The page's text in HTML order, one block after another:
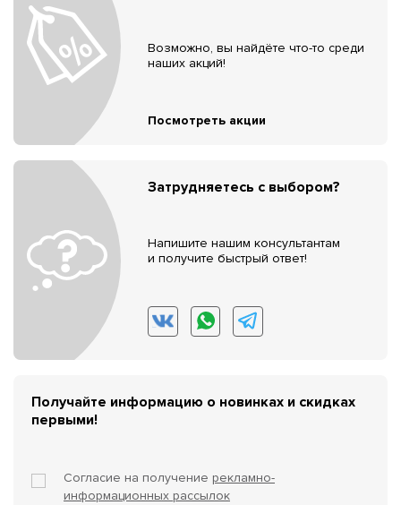
Возможно, вы найдёте что-то среди
наших акций!
Посмотреть акции
Затрудняетесь с выбором?
Напишите нашим консультантам
и получите быстрый ответ!
Получайте информацию о новинках и скидках
первыми!
Согласие на получение рекламно-
информационных рассылок